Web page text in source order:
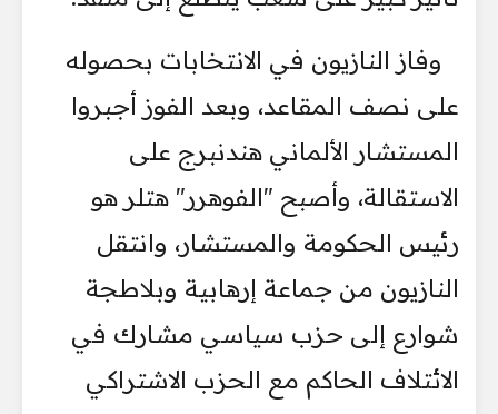
وفاز النازيون في الانتخابات بحصوله
على نصف المقاعد، وبعد الفوز أجبروا
المستشار الألماني هندنبرج على
الاستقالة، وأصبح "الفوهرر" هتلر هو
رئيس الحكومة والمستشار، وانتقل
النازيون من جماعة إرهابية وبلاطجة
شوارع إلى حزب سياسي مشارك في
الائتلاف الحاكم مع الحزب الاشتراكي